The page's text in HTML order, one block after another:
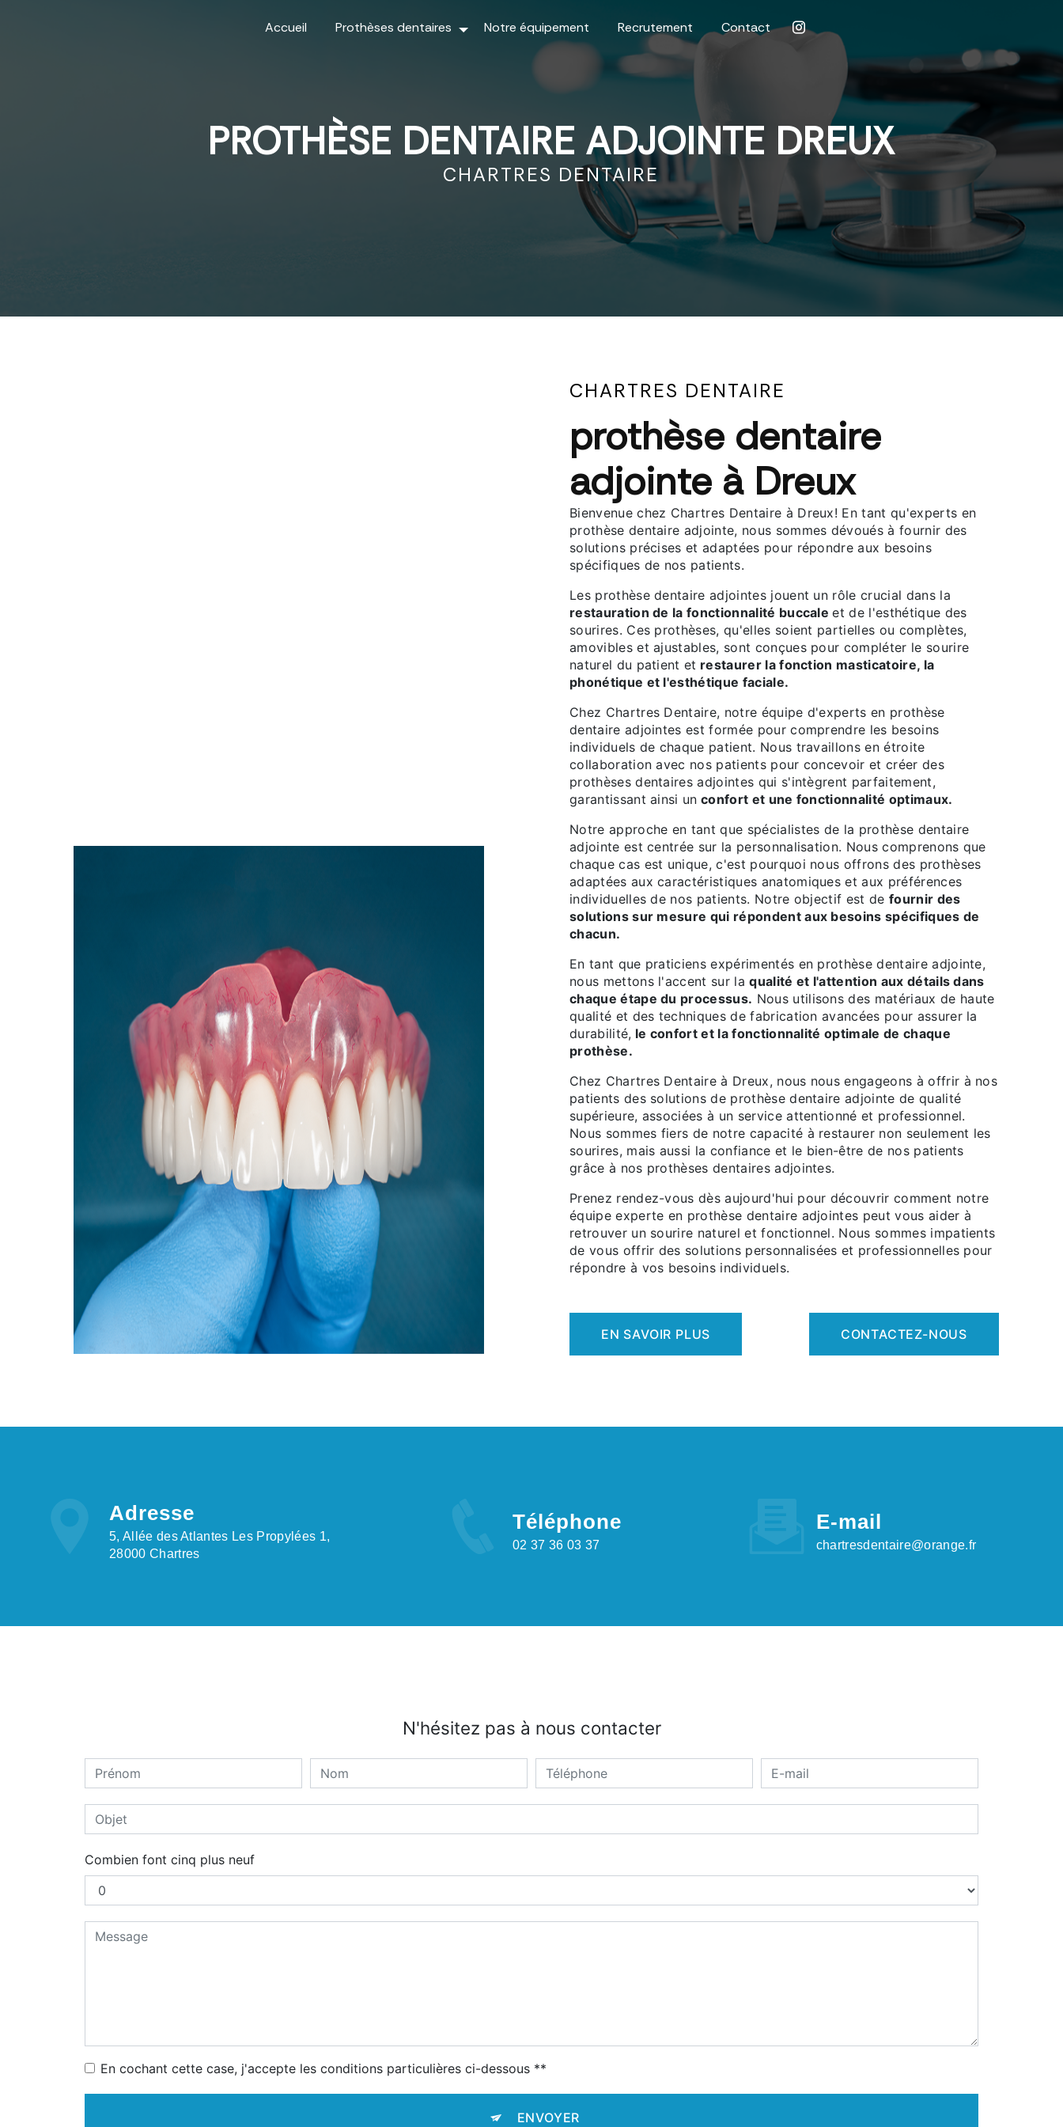
Accueil Prothèses dentaires Notre équipement Recrutement Contact
PROTHÈSE DENTAIRE ADJOINTE DREUX
CHARTRES DENTAIRE
CHARTRES DENTAIRE
prothèse dentaire
adjointe à Dreux
Bienvenue chez Chartres Dentaire à Dreux! En tant qu'experts en
prothèse dentaire adjointe, nous sommes dévoués à fournir des
solutions précises et adaptées pour répondre aux besoins
spécifiques de nos patients.
Les prothèse dentaire adjointes jouent un rôle crucial dans la
restauration de la fonctionnalité buccaleet de l'esthétique des
sourires. Ces prothèses, qu'elles soient partielles ou complètes,
amovibles et ajustables, sont conçues pour compléter le sourire
naturel du patient et restaurer la fonction masticatoire, la
phonétique et l'esthétique faciale.
Chez Chartres Dentaire, notre équipe d'experts en prothèse
dentaire adjointes est formée pour comprendre les besoins
individuels de chaque patient. Nous travaillons en étroite
collaboration avec nos patients pour concevoir et créer des
prothèses dentaires adjointes qui s'intègrent parfaitement,
garantissant ainsi un confort et une fonctionnalité optimaux.
Notre approche en tant que spécialistes de la prothèse dentaire
adjointe est centrée sur la personnalisation. Nous comprenons que
chaque cas est unique, c'est pourquoi nous offrons des prothèses
adaptées aux caractéristiques anatomiques et aux préférences
individuelles de nos patients. Notre objectif est de fournir des
solutions sur mesure qui répondent aux besoins spécifiques de
chacun.
En tant que praticiens expérimentés en prothèse dentaire adjointe,
nous mettons l'accent sur laqualité et l'attention aux détails dans
chaque étape du processus. Nous utilisons des matériaux de haute
qualité et des techniques de fabrication avancées pour assurer la
durabilité, le confort et la fonctionnalité optimale de chaque
prothèse.
Chez Chartres Dentaire à Dreux, nous nous engageons à offrir à nos
patients des solutions de prothèse dentaire adjointe de qualité
supérieure, associées à un service attentionné et professionnel.
Nous sommes fiers de notre capacité à restaurer non seulement les
sourires, mais aussi la confiance et le bien-être de nos patients
grâce à nos prothèses dentaires adjointes.
Prenez rendez-vous dès aujourd'hui pour découvrir comment notre
équipe experte en prothèse dentaire adjointes peut vous aider à
retrouver un sourire naturel et fonctionnel. Nous sommes impatients
de vous offrir des solutions personnalisées et professionnelles pour
répondre à vos besoins individuels.
EN SAVOIR PLUS CONTACTEZ-NOUS
Adresse
5, Allée des Atlantes Les Propylées 1,
28000 Chartres
Téléphone
02 37 36 03 37
E-mail
chartresdentaire@orange.fr
N'hésitez pas à nous contacter
Combien font cinq plus neuf
En cochant cette case, j'accepte les conditions particulières ci-dessous **
ENVOYER